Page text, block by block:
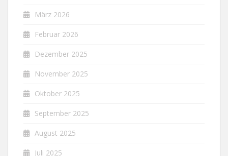
März 2026
Februar 2026
Dezember 2025
November 2025
Oktober 2025
September 2025
August 2025
Juli 2025